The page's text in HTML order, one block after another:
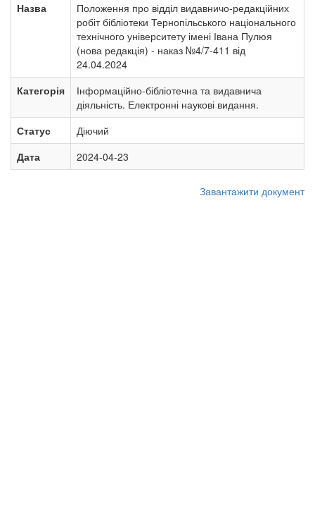
Назва
Положення про відділ видавничо-редакційних
робіт бібліотеки Тернопільського національного
технічного університету імені Івана Пулюя
(нова редакція) - наказ №4/7-411 від
24.04.2024
Категорія
Інформаційно-бібліотечна та видавнича
діяльність. Електронні наукові видання.
Статус
Діючий
Дата
2024-04-23
Завантажити документ